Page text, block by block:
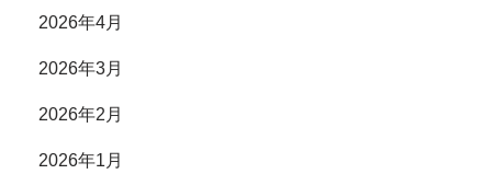
2026年4月
2026年3月
2026年2月
2026年1月